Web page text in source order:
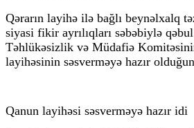
Qərarın layihə ilə bağlı beynəlxalq
siyasi fikir ayrılıqları səbəbiylə
Təhlükəsizlik və Müdafiə
layihəsinin səsverməyə hazır
Qanun layihəsi səsverməyə hazır idi